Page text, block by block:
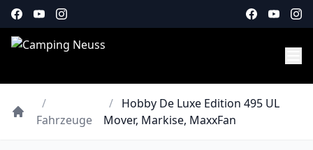
/
Fahrzeuge
/ Hobby De Luxe Edition 495 UL
Mover, Markise, MaxxFan